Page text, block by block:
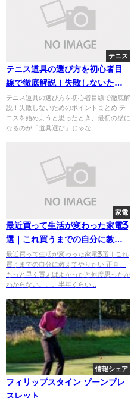
テニス
テニス道具の選び方を初心者目
線で徹底解説！失敗しないため
のポイントまとめ
テニス道具の選び方を初心者目線で徹底解
説！失敗しないためのポイントまとめ テ
ニスを始めようと思ったとき、最初の壁に
なるのが「道具選び」じゃな...
家電
最近買って生活が変わった家電3
選｜これ買うまでの自分に教え
てやりたい
最近買って生活が変わった家電3選｜これ
買うまでの自分に教えてやりたい 正直、
もっと早く買えばよかったと何度思ったか
わからない。ここ半年くらい...
情報シェア
フィリップスタイン ゾーンブレ
スレット